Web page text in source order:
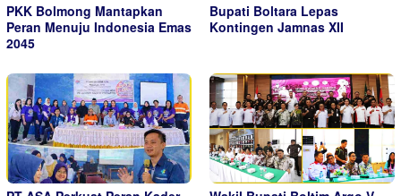
PKK Bolmong Mantapkan
Peran Menuju Indonesia Emas
2045
Bupati Boltara Lepas
Kontingen Jamnas XII